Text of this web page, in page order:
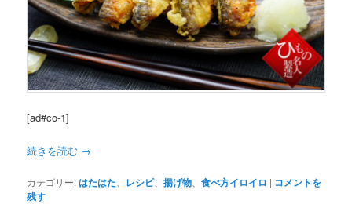
[ad#co-1]
続きを読む →
カテゴリー:はたはた レシピ、揚げ物 、食べ方イロイロ | コメントを
残す